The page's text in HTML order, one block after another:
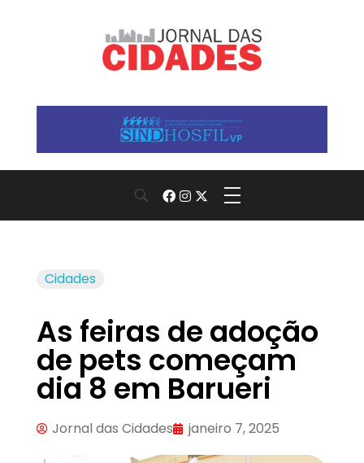
Cidades
As feiras de adoção
de pets começam
dia 8 em Barueri
Jornal das Cidades janeiro 7, 2025